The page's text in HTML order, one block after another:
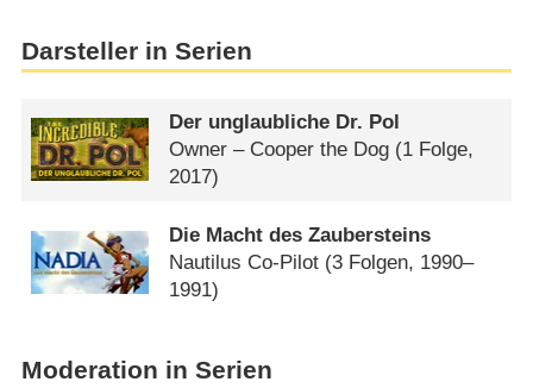
Darsteller in Serien
Der unglaubliche Dr. Pol
Owner – Cooper the Dog (1 Folge,
2017)
Die Macht des Zaubersteins
Nautilus Co-Pilot (3 Folgen, 1990–
1991)
Moderation in Serien